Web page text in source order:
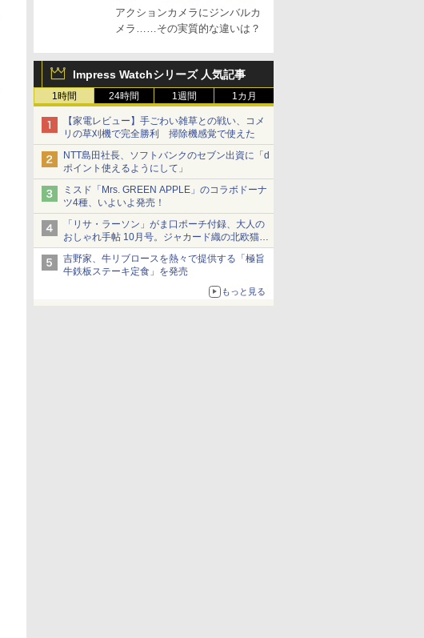
アクションカメラにジンバルカ
メラ……その実質的な違いは？
Impress Watchシリーズ 人気記事
1時間 24時間 1週間 1カ月
【家電レビュー】手ごわい雑草との戦い、コメ
リの草刈機で完全勝利 掃除機感覚で使えた
NTT島田社長、ソフトバンクのセブン出資に「d
ポイント使えるようにして」
ミスド「Mrs. GREEN APPLE」のコラボドーナ
ツ4種、いよいよ発売！
「リサ・ラーソン」がま口ポーチ付録、大人の
おしゃれ手帖 10月号。ジャカード織の北欧猫デ
ザイン
吉野家、牛リブロースを熱々で提供する「極旨
牛鉄板ステーキ定食」を発売
もっと見る